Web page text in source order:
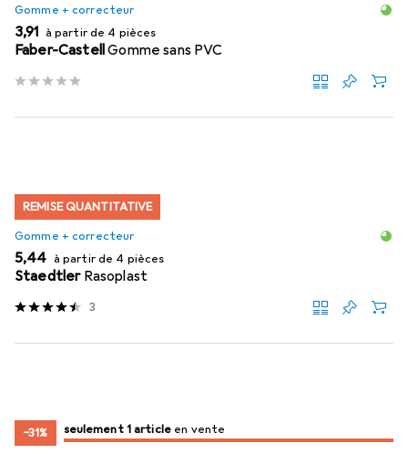
Gomme + correcteur
EUR
3,91 à partir de 4 pièces
Faber-CastellGomme sans PVC
REMISE QUANTITATIVE
Gomme + correcteur
EUR
5,44 à partir de 4 pièces
Staedtler Rasoplast
3
−31% juste 1 pièceen vente
seulement 1 article en vente